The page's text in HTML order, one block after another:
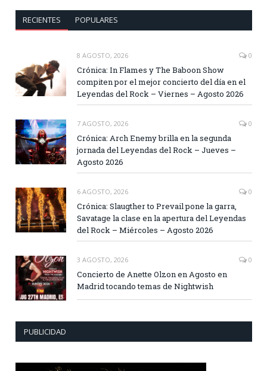
RECIENTES POPULARES
8 AGOSTO, 2026 0
Crónica: In Flames y The Baboon Show
compiten por el mejor concierto del día en el
Leyendas del Rock – Viernes – Agosto 2026
7 AGOSTO, 2026 0
Crónica: Arch Enemy brilla en la segunda
jornada del Leyendas del Rock – Jueves –
Agosto 2026
6 AGOSTO, 2026 0
Crónica: Slaugther to Prevail pone la garra,
Savatage la clase en la apertura del Leyendas
del Rock – Miércoles – Agosto 2026
3 AGOSTO, 2026 0
Concierto de Anette Olzon en Agosto en
Madrid tocando temas de Nightwish
PUBLICIDAD